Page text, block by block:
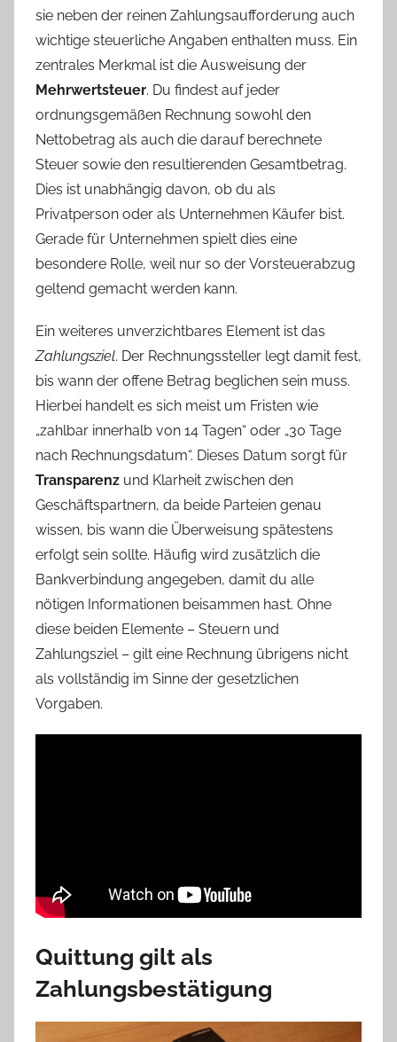
sie neben der reinen Zahlungsaufforderung auch
wichtige steuerliche Angaben enthalten muss. Ein
zentrales Merkmal ist die Ausweisung der
Mehrwertsteuer. Du findest auf jeder
ordnungsgemäßen Rechnung sowohl den
Nettobetrag als auch die darauf berechnete
Steuer sowie den resultierenden Gesamtbetrag.
Dies ist unabhängig davon, ob du als
Privatperson oder als Unternehmen Käufer bist.
Gerade für Unternehmen spielt dies eine
besondere Rolle, weil nur so der Vorsteuerabzug
geltend gemacht werden kann.
Ein weiteres unverzichtbares Element ist das
Zahlungsziel. Der Rechnungssteller legt damit fest,
bis wann der offene Betrag beglichen sein muss.
Hierbei handelt es sich meist um Fristen wie
„zahlbar innerhalb von 14 Tagen“ oder „30 Tage
nach Rechnungsdatum“. Dieses Datum sorgt für
Transparenz und Klarheit zwischen den
Geschäftspartnern, da beide Parteien genau
wissen, bis wann die Überweisung spätestens
erfolgt sein sollte. Häufig wird zusätzlich die
Bankverbindung angegeben, damit du alle
nötigen Informationen beisammen hast. Ohne
diese beiden Elemente – Steuern und
Zahlungsziel – gilt eine Rechnung übrigens nicht
als vollständig im Sinne der gesetzlichen
Vorgaben.
Quittung gilt als
Zahlungsbestätigung